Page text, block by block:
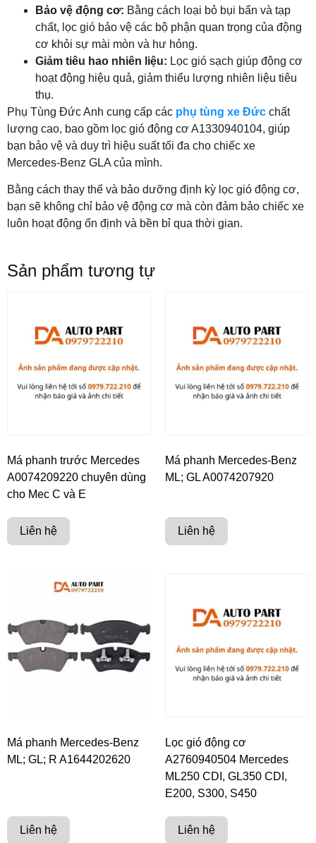
Bảo vệ động cơ: Bằng cách loại bỏ bụi bẩn và tạp
chất, lọc gió bảo vệ các bộ phận quan trọng của động
cơ khỏi sự mài mòn và hư hỏng.
Giảm tiêu hao nhiên liệu: Lọc gió sạch giúp động cơ
hoạt động hiệu quả, giảm thiểu lượng nhiên liệu tiêu
thụ.
Phụ Tùng Đức Anh cung cấp các phụ tùng xe Đức chất
lượng cao, bao gồm lọc gió động cơ A1330940104, giúp
bạn bảo vệ và duy trì hiệu suất tối đa cho chiếc xe
Mercedes-Benz GLA của mình.
Bằng cách thay thế và bảo dưỡng định kỳ lọc gió động cơ,
bạn sẽ không chỉ bảo vệ động cơ mà còn đảm bảo chiếc xe
luôn hoạt động ổn định và bền bỉ qua thời gian.
Sản phẩm tương tự
Má phanh trước Mercedes
A0074209220 chuyên dùng
cho Mec C và E
Liên hệ
Má phanh Mercedes-Benz
ML; GL A0074207920
Liên hệ
Má phanh Mercedes-Benz
ML; GL; R A1644202620
Liên hệ
Lọc gió động cơ
A2760940504 Mercedes
ML250 CDI, GL350 CDI,
E200, S300, S450
Liên hệ